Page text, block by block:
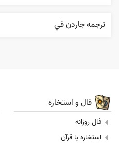
ترجمه جاردن في
فال و استخاره
فال روزانه
استخاره با قرآن